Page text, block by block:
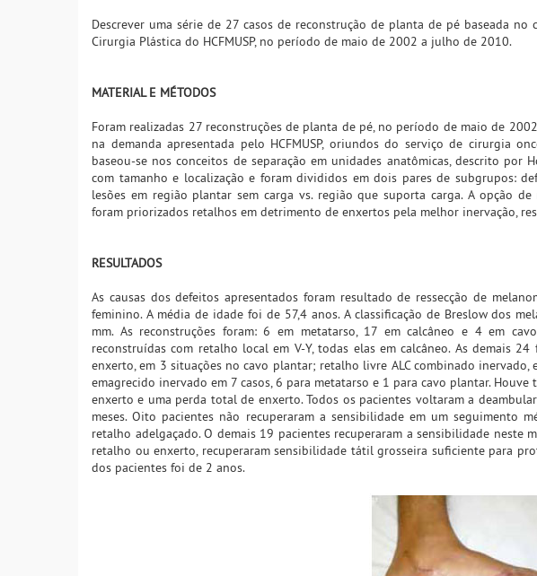
Descrever uma série de 27 casos de reconstrução de planta de pé baseada
Cirurgia Plástica do HCFMUSP, no período de maio de 2002 a julho de 2010.
MATERIAL E MÉTODOS
Foram realizadas 27 reconstruções de planta de pé, no período de maio de
na demanda apresentada pelo HCFMUSP, oriundos do serviço de cirurgia
baseou-se nos conceitos de separação em unidades anatômicas, descrito por
com tamanho e localização e foram divididos em dois pares de subgrupos:
lesões em região plantar sem carga vs. região que suporta carga. A opção
foram priorizados retalhos em detrimento de enxertos pela melhor inervação,
RESULTADOS
As causas dos defeitos apresentados foram resultado de ressecção de
feminino. A média de idade foi de 57,4 anos. A classificação de Breslow dos
mm. As reconstruções foram: 6 em metatarso, 17 em calcâneo e 4 em
reconstruídas com retalho local em V-Y, todas elas em calcâneo. As demais
enxerto, em 3 situações no cavo plantar; retalho livre ALC combinado
emagrecido inervado em 7 casos, 6 para metatarso e 1 para cavo plantar.
enxerto e uma perda total de enxerto. Todos os pacientes voltaram a
meses. Oito pacientes não recuperaram a sensibilidade em um seguimento
retalho adelgaçado. O demais 19 pacientes recuperaram a sensibilidade neste
retalho ou enxerto, recuperaram sensibilidade tátil grosseira suficiente para
dos pacientes foi de 2 anos.